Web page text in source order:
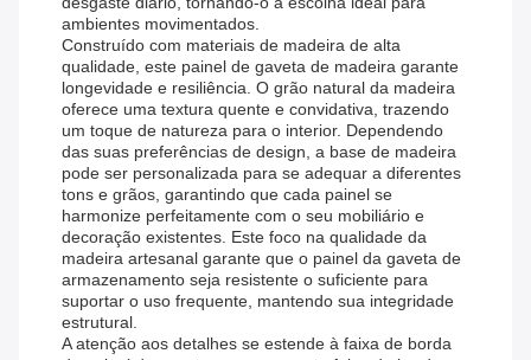
ambientes movimentados.
Construído com materiais de madeira de alta
qualidade, este painel de gaveta de madeira garante
longevidade e resiliência. O grão natural da madeira
oferece uma textura quente e convidativa, trazendo
um toque de natureza para o interior. Dependendo
das suas preferências de design, a base de madeira
pode ser personalizada para se adequar a diferentes
tons e grãos, garantindo que cada painel se
harmonize perfeitamente com o seu mobiliário e
decoração existentes. Este foco na qualidade da
madeira artesanal garante que o painel da gaveta de
armazenamento seja resistente o suficiente para
suportar o uso frequente, mantendo sua integridade
estrutural.
A atenção aos detalhes se estende à faixa de borda